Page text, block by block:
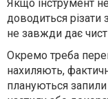
Якщо інструмент
доводиться
не завжди дає
Окремо треба
нахиляють,
плануються запили